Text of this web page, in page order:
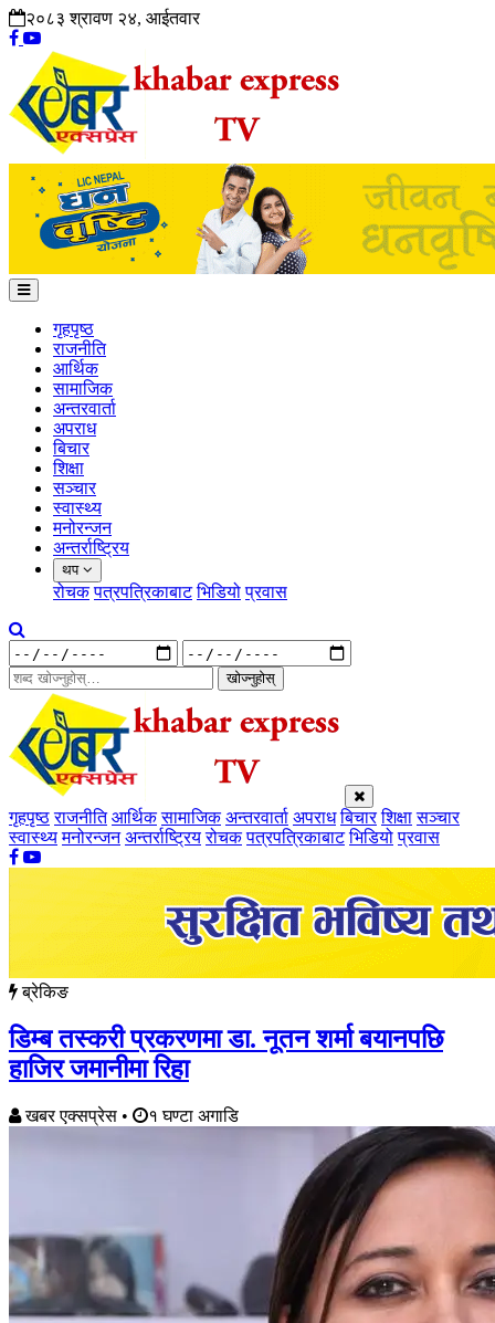
२०८३ श्रावण २४, आईतवार
गृहपृष्ठ
राजनीति
आर्थिक
सामाजिक
अन्तरवार्ता
अपराध
बिचार
शिक्षा
सञ्चार
स्वास्थ्य
मनोरन्जन
अन्तर्राष्ट्रिय
थप
रोचक पत्रपत्रिकाबाट भिडियो प्रवास
खोज्नुहोस्
गृहपृष्ठ राजनीति आर्थिक सामाजिक अन्तरवार्ता अपराध बिचार शिक्षा सञ्चार
स्वास्थ्य मनोरन्जन अन्तर्राष्ट्रिय रोचक पत्रपत्रिकाबाट भिडियो प्रवास
ब्रेकिङ
डिम्ब तस्करी प्रकरणमा डा. नूतन शर्मा बयानपछि
हाजिर जमानीमा रिहा
खबर एक्सप्रेस • १ घण्टा अगाडि